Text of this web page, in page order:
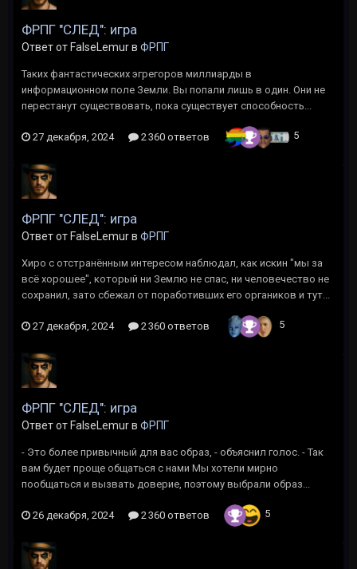
ФРПГ "СЛЕД": игра
Ответ от FalseLemur в ФРПГ
Таких фантастических эгрегоров миллиарды в
информационном поле Земли. Вы попали лишь в один. Они не
перестанут существовать, пока существует способность...
27 декабря, 2024 2 360 ответов 5
ФРПГ "СЛЕД": игра
Ответ от FalseLemur в ФРПГ
Хиро с отстранённым интересом наблюдал, как искин "мы за
всё хорошее", который ни Землю не спас, ни человечество не
сохранил, зато сбежал от поработивших его органиков и тут...
27 декабря, 2024 2 360 ответов 5
ФРПГ "СЛЕД": игра
Ответ от FalseLemur в ФРПГ
- Это более привычный для вас образ, - объяснил голос. - Так
вам будет проще общаться с нами Мы хотели мирно
пообщаться и вызвать доверие, поэтому выбрали образ...
26 декабря, 2024 2 360 ответов 5